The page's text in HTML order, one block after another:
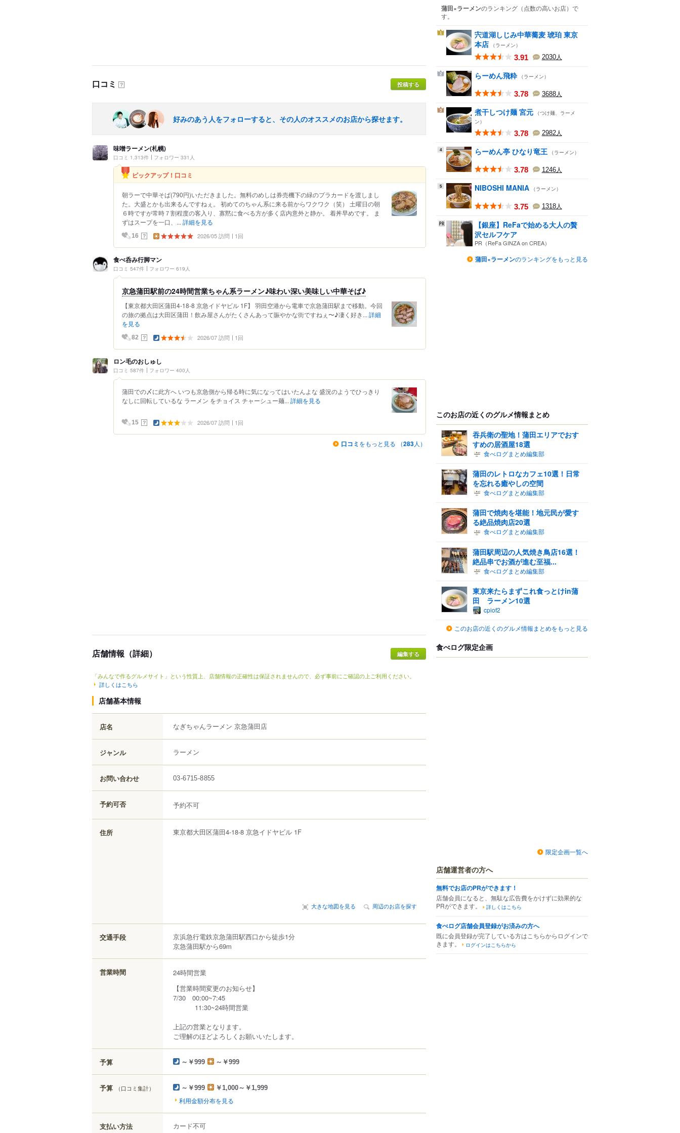
口コミ ？ 投稿する
好みのあう人をフォローすると、その人のオススメのお店から探せます。
味噌ラーメン(札幌)
口コミ 1,313件 フォロワー 331人
ピックアップ！口コミ
朝ラーで中華そば(790円)いただきました。無料のめしは券売機下の緑のプラカードを渡しまし
た。大盛とかも出来るんですねぇ。 初めてのちゃん系に来る前からワクワク（笑） 土曜日の朝
６時ですが常時７割程度の客入り、寡黙に食べる方が多く店内意外と静か。 着丼早めです。 ま
ずはスープを一口、... 詳細を見る
16 ？ 2026/05 訪問 1回
食べ呑み行脚マン
口コミ 547件 フォロワー 619人
京急蒲田駅前の24時間営業ちゃん系ラーメン♪味わい深い美味しい中華そば♪
【東京都大田区蒲田4-18-8 京急イドヤビル 1F】 羽田空港から電車で京急蒲田駅まで移動。今回
の旅の拠点は大田区蒲田！飲み屋さんがたくさんあって賑やかな街ですねぇ〜♪凄く好き... 詳細
を見る
82 ？ 2026/07 訪問 1回
ロン毛のおしゅし
口コミ 587件 フォロワー 400人
蒲田での〆に此方へ いつも京急側から帰る時に気になってはいたんよな 盛況のようでひっきり
なしに回転しているな ラーメン をチョイス チャーシュー麺... 詳細を見る
15 ？ 2026/07 訪問 1回
口コミ をもっと見る （283人）
店舗情報（詳細） 編集する
「みんなで作るグルメサイト」という性質上、店舗情報の正確性は保証されませんので、必ず事前にご確認の上ご利用ください。
詳しくはこちら
店舗基本情報
店名 なぎちゃんラーメン 京急蒲田店
ジャンル ラーメン
お問い合わせ 03-6715-8855
予約可否 予約不可
住所 東京都大田区蒲田4-18-8 京急イドヤビル 1F
大きな地図を見る 周辺のお店を探す
交通手段
京浜急行電鉄京急蒲田駅西口から徒歩1分
京急蒲田駅から69m
営業時間
24時間営業
【営業時間変更のお知らせ】
7/30 00:00~7:45
11:30~24時間営業
上記の営業となります。
ご理解のほどよろしくお願いいたします。
予算 ～￥999 ～￥999
予算 （口コミ集計） ～￥999 ￥1,000～￥1,999
利用金額分布を見る
支払い方法 カード不可
蒲田×ラーメンのランキング （点数の高いお店） で
す。
1
宍道湖しじみ中華蕎麦 琥珀 東京
本店 （ラーメン）
3.91 2030人
2 らーめん飛粋 （ラーメン）
3.78 3688人
3 煮干しつけ麺 宮元 （つけ麺、ラーメ
ン）
3.78 2982人
4 らーめん亭 ひなり竜王 （ラーメン）
3.78 1246人
5 NIBOSHI MANIA （ラーメン）
3.75 1318人
【銀座】ReFaで始める大人の贅
沢セルフケア
PR（ReFa GINZA on CREA）
蒲田×ラーメンのランキングをもっと見る
このお店の近くのグルメ情報まとめ
吞兵衛の聖地！蒲田エリアでおす
すめの居酒屋18選
食べログまとめ編集部
蒲田のレトロなカフェ10選！日常
を忘れる癒やしの空間
食べログまとめ編集部
蒲田で焼肉を堪能！地元民が愛す
る絶品焼肉店20選
食べログまとめ編集部
蒲田駅周辺の人気焼き鳥店16選！
絶品串でお酒が進む至福...
食べログまとめ編集部
東京来たらまずこれ食っとけin蒲
田 ラーメン10選
cpiof2
このお店の近くのグルメ情報まとめをもっと見る
食べログ限定企画
限定企画一覧へ
店舗運営者の方へ
無料でお店のPRができます！
店舗会員になると、無駄な広告費をかけずに効果的な
PRができます。
詳しくはこちら
食べログ店舗会員登録がお済みの方へ
既に会員登録が完了している方はこちらからログインで
きます。
ログインはこちらから